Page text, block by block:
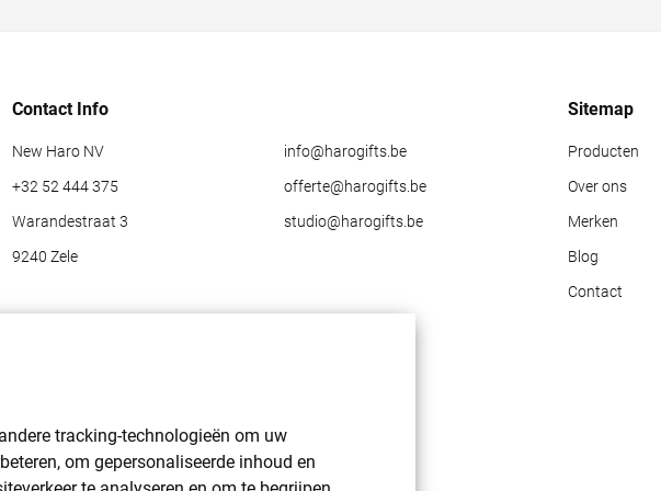
tracking-technologieën om uw
om gepersonaliseerde inhoud en
Contact Info
New Haro NV
+32 52 444 375
Warandestraat 3
9240 Zele
info@harogifts.be
offerte@harogifts.be
studio@harogifts.be
Sitemap
Producten
Over ons
Merken
Blog
Contact